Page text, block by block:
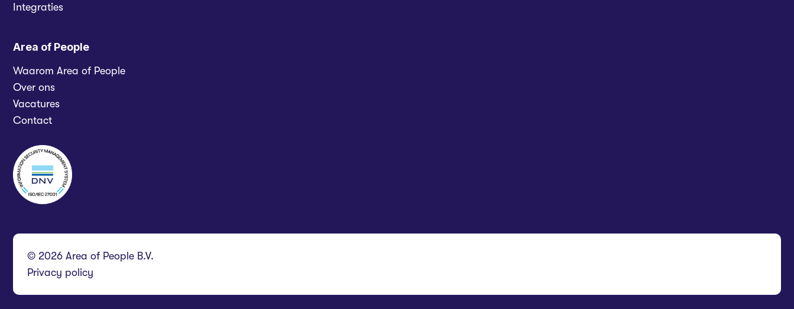
Integraties
Area of People
Waarom Area of People
Over ons
Vacatures
Contact
© 2026 Area of People B.V.
Privacy policy